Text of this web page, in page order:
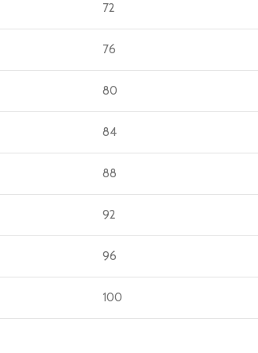
72
76
80
84
88
92
96
100